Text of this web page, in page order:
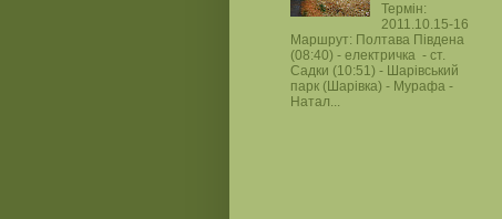
Термін:
2011.10.15-16
Маршрут: Полтава Південа
(08:40) - електричка - ст.
Садки (10:51) - Шарівський
парк (Шарівка) - Мурафа -
Натал...